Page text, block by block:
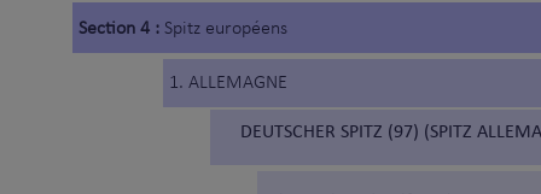
Section 4 : Spitz européens
1. ALLEMAGNE
DEUTSCHER SPITZ (97) (SPITZ